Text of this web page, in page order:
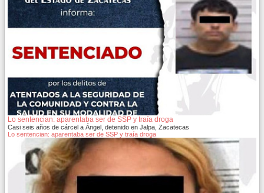
Lo sentencian: aparentaba ser de SSP y traía droga
Casi seis años de cárcel a Ángel, detenido en Jalpa, Zacatecas
Lo sentencian: aparentaba ser de SSP y traía droga